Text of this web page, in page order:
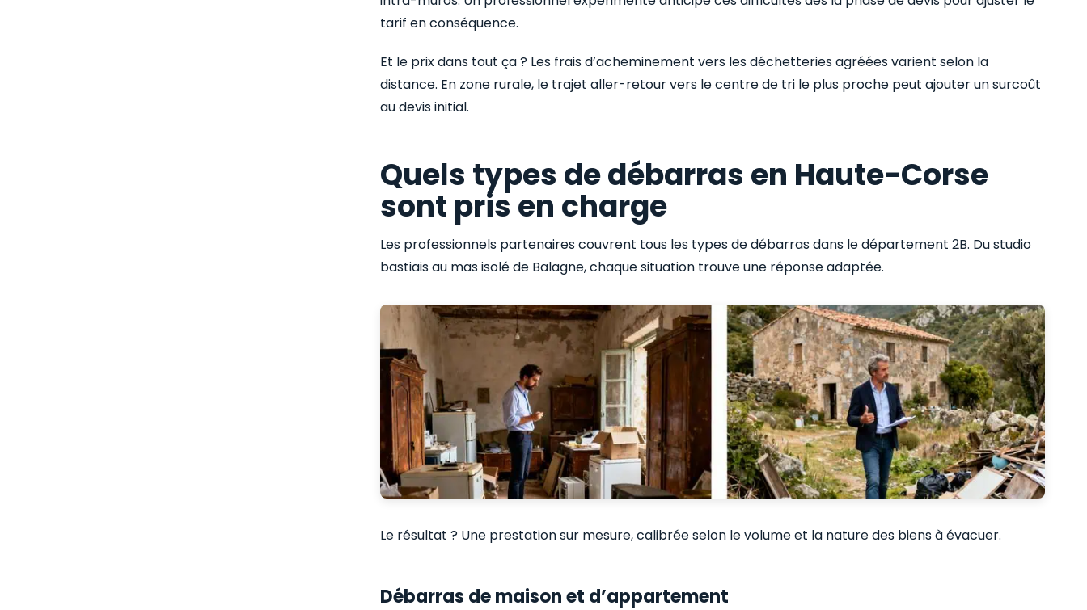
tarif en conséquence.
Et le prix dans tout ça ? Les frais d’acheminement vers les déchetteries agréées varient selon la
distance. En zone rurale, le trajet aller-retour vers le centre de tri le plus proche peut ajouter un surcoût
au devis initial.
Quels types de débarras en Haute-Corse
sont pris en charge
Les professionnels partenaires couvrent tous les types de débarras dans le département 2B. Du studio
bastiais au mas isolé de Balagne, chaque situation trouve une réponse adaptée.
Le résultat ? Une prestation sur mesure, calibrée selon le volume et la nature des biens à évacuer.
Débarras de maison et d’appartement